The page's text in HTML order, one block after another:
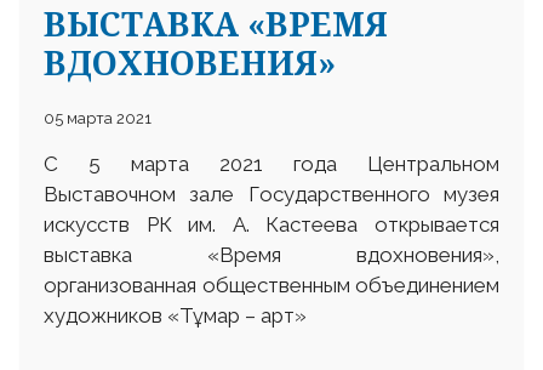
ВЫСТАВКА «ВРЕМЯ
ВДОХНОВЕНИЯ»
05 марта 2021
С 5 марта 2021 года Центральном
Выставочном зале Государственного музея
искусств РК им. А. Кастеева открывается
выставка «Время вдохновения»,
организованная общественным объединением
художников «Тұмар – арт»